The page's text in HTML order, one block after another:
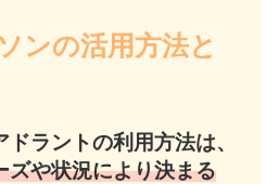
ンの活用方法と
ラントの利用方法は、
ズや状況により決まる